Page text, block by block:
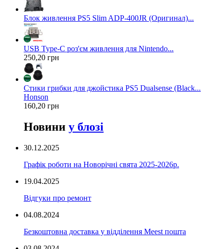
Блок живлення PS5 Slim ADP-400JR (Оригинал)...
USB Type-C роз'єм живлення для Nintendo...
250,20 грн
Стики грибки для джойстика PS5 Dualsense (Black...
Honson
160,20 грн
Новини у блозі
30.12.2025
Графік роботи на Новорічні свята 2025-2026р.
19.04.2025
Відгуки про ремонт
04.08.2024
Безкоштовна доставка у відділення Meest пошта